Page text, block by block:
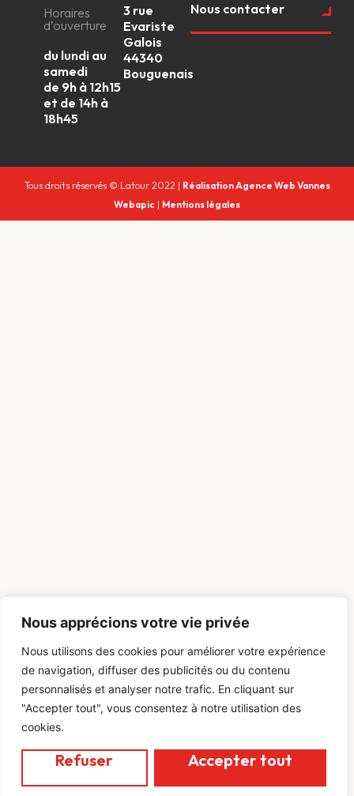
Nous apprécions votre vie privée
Nous utilisons des cookies pour améliorer votre expérience
de navigation, diffuser des publicités ou du contenu
personnalisés et analyser notre trafic. En cliquant sur
"Accepter tout", vous consentez à notre utilisation des
cookies.
Refuser Accepter tout
Horaires
d’ouverture
du lundi au
samedi
de 9h à 12h15
et de 14h à
18h45
3 rue
Evariste
Galois
44340
Bouguenais
Nous contacter
Tous droits réservés © Latour 2022 | Réalisation Agence Web Vannes
Webapic | Mentions légales